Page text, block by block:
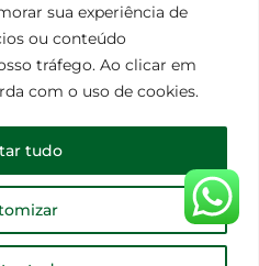
sua experiência de
ou conteúdo
tráfego. Ao clicar em
com o uso de cookies.
tudo
| Banco
Cella - All Rights
Cella Ltda - CNPJ
0001-30
Instagram
E-
mail